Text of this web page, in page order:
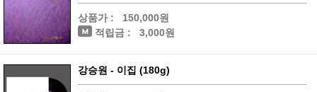
상품가 :
150,000원
적립금 :
3,000원
강승원 - 이집 (180g)